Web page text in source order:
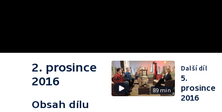
2. prosince
2016
Obsah dílu
89 min
Další díl
5.
prosince
2016